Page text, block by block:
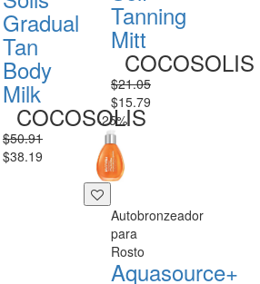
Gradual
Tan
Body
Milk
COCOSOLIS
$50.91
$38.19
Tanning
Mitt
COCOSOLIS
$21.05
$15.79
-25%
Autobronzeador
para
Rosto
Aquasource+